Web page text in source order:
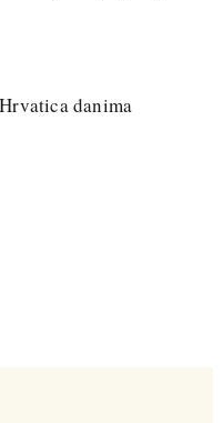
danima